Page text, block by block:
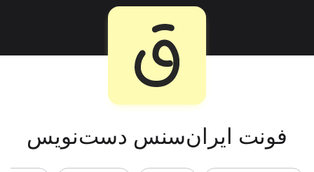
فونت ایران‌سنس دست‌نویس